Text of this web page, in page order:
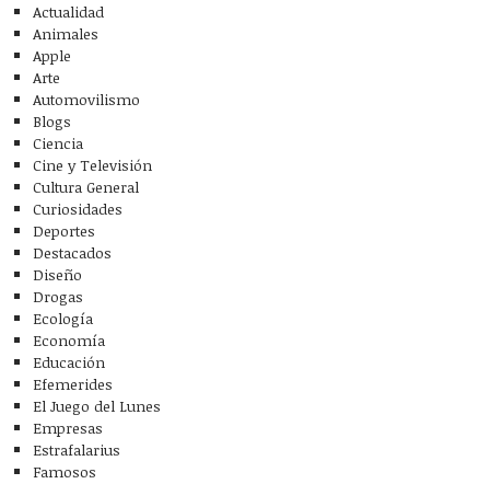
Actualidad
Animales
Apple
Arte
Automovilismo
Blogs
Ciencia
Cine y Televisión
Cultura General
Curiosidades
Deportes
Destacados
Diseño
Drogas
Ecología
Economía
Educación
Efemerides
El Juego del Lunes
Empresas
Estrafalarius
Famosos